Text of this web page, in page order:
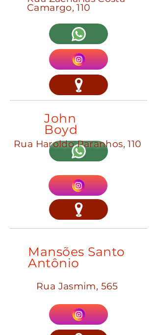
Camargo, 110
John
Boyd
Rua Haroldo Paranhos, 110
Mansões Santo
Antônio
Rua Jasmim, 565